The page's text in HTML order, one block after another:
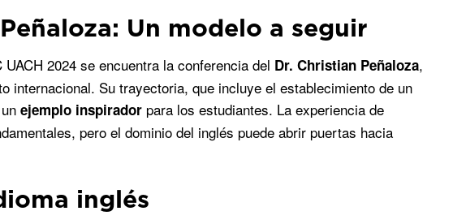
Un modelo a seguir
2024 se encuentra la conferencia del Dr. Christian Peñaloza,
internacional. Su trayectoria, que incluye el establecimiento de un
ejemplo inspirador para los estudiantes. La experiencia de
pero el dominio del inglés puede abrir puertas hacia
inglés